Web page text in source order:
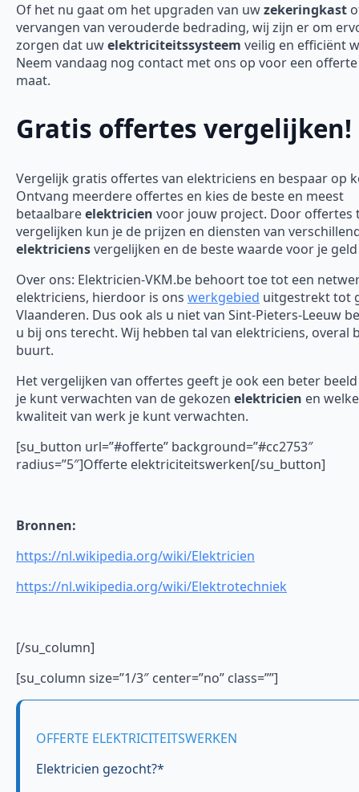
Of het nu gaat om het upgraden van uwzekeringkast
vervangen van verouderde bedrading, wij zijn er om
zorgen dat uwelektriciteitssysteem veilig en efficiënt
Neem vandaag nog contact met ons op voor een
maat.
Gratis offertes vergelijken!
Vergelijk gratis offertes van elektriciens en bespaar op
Ontvang meerdere offertes en kies de beste en meest
betaalbareelektricien voor jouw project. Door offertes
vergelijken kun je de prijzen en diensten van
elektriciensvergelijken en de beste waarde voor je
Over ons: Elektricien-VKM.be behoort toe tot een
elektriciens, hierdoor is ons werkgebied uitgestrekt tot
Vlaanderen. Dus ook als u niet van Sint-Pieters-Leeuw
u bij ons terecht. Wij hebben tal van elektriciens, overal
buurt.
Het vergelijken van offertes geeft je ook een beter
je kunt verwachten van de gekozen elektricien en welke
kwaliteit van werk je kunt verwachten.
[su_button url=”#offerte” background=”#cc2753″
radius=”5″]Offerte elektriciteitswerken[/su_button]
Bronnen:
https://nl.wikipedia.org/wiki/Elektricien
https://nl.wikipedia.org/wiki/Elektrotechniek
[/su_column]
[su_column size=”1/3″ center=”no” class=””]
OFFERTE ELEKTRICITEITSWERKEN
Elektricien gezocht?*